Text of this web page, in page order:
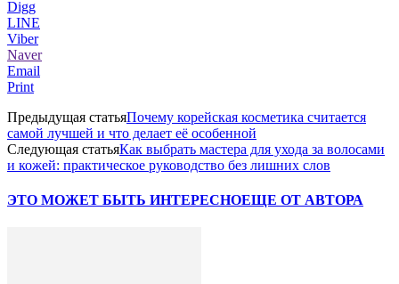
Digg
LINE
Viber
Naver
Email
Print
Предыдущая статьяПочему корейская косметика считается
самой лучшей и что делает её особенной
Следующая статьяКак выбрать мастера для ухода за волосами
и кожей: практическое руководство без лишних слов
ЭТО МОЖЕТ БЫТЬ ИНТЕРЕСНОЕЩЕ ОТ АВТОРА